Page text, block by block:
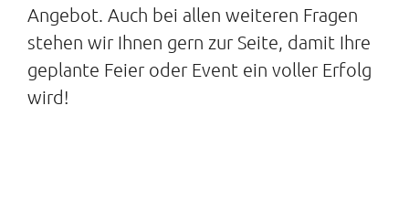
Angebot. Auch bei allen weiteren Fragen
stehen wir Ihnen gern zur Seite, damit Ihre
geplante Feier oder Event ein voller Erfolg
wird!